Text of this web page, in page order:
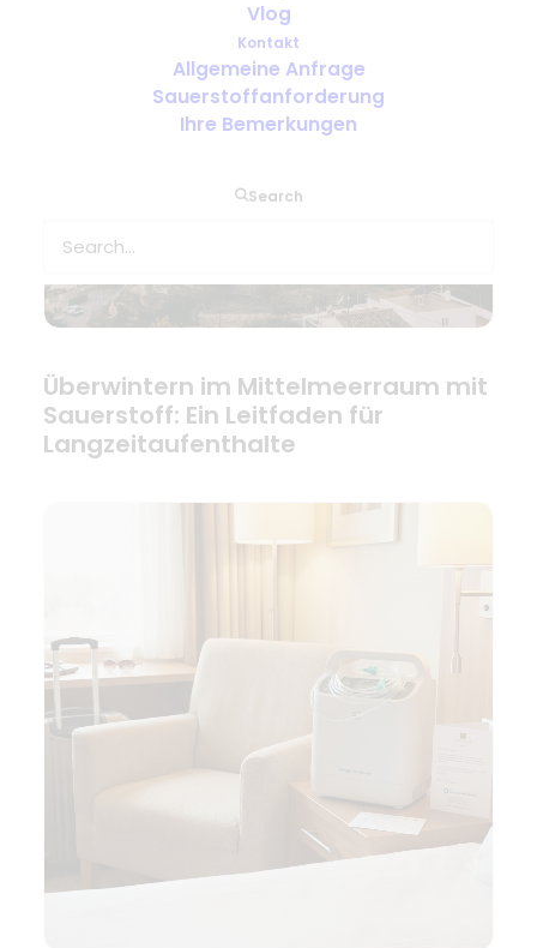
Vlog
Kontakt
Allgemeine Anfrage
Sauerstoffanforderung
Ihre Bemerkungen
Search
Überwintern im Mittelmeerraum mit
Sauerstoff: Ein Leitfaden für
Langzeitaufenthalte